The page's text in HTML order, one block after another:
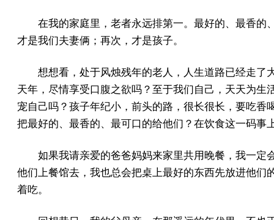
在我的家庭里，老者永远排第一。最好的、最香的
才是我们夫妻俩；再次，才是孩子。
想想看，处于风烛残年的老人，人生道路已经走了
天年，尽情享受口腹之欲吗？至于我们自己，天天为生
宠自己吗？孩子年纪小，前头的路，很长很长，要吃香
把最好的、最香的、最可口的给他们？在饮食这一码事
如果我请亲爱的爸爸妈妈来家里共用晚餐，我一定
他们上餐馆去，我也总会把桌上最好的东西先放进他们
着吃。